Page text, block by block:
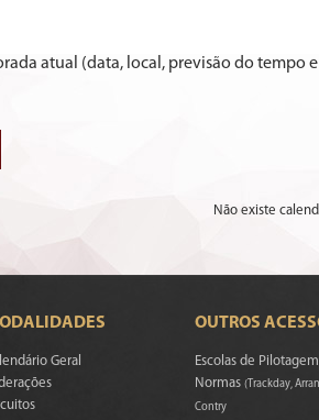
atual (data, local, previsão do tempo
Não existe
Geral
OUTROS
Escolas de
Normas(Trackday,
Contry